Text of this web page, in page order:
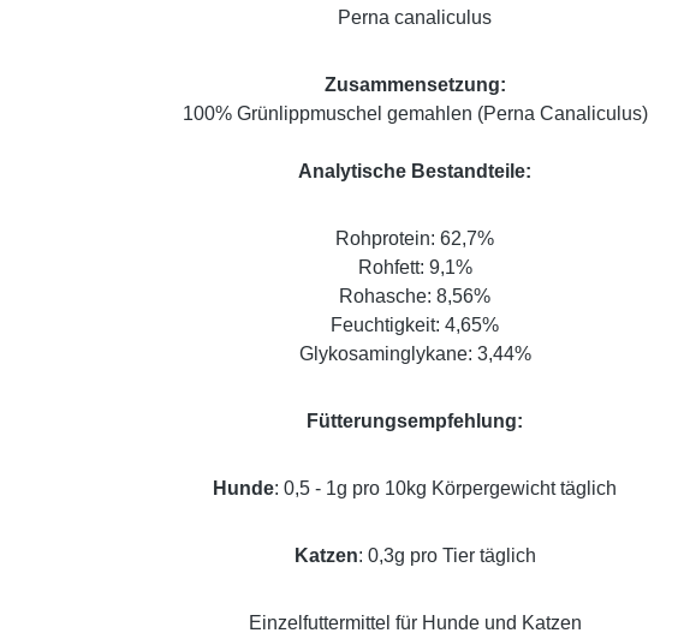
Perna canaliculus
Zusammensetzung:
100% Grünlippmuschel gemahlen (Perna Canaliculus)
Analytische Bestandteile:
Rohprotein: 62,7%
Rohfett: 9,1%
Rohasche: 8,56%
Feuchtigkeit: 4,65%
Glykosaminglykane: 3,44%
Fütterungsempfehlung:
Hunde: 0,5 - 1g pro 10kg Körpergewicht täglich
Katzen: 0,3g pro Tier täglich
Einzelfuttermittel für Hunde und Katzen